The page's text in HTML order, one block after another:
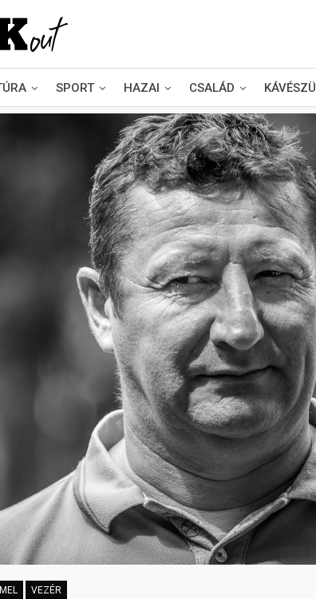
SPORT HAZAI CSALÁD
VEZÉR